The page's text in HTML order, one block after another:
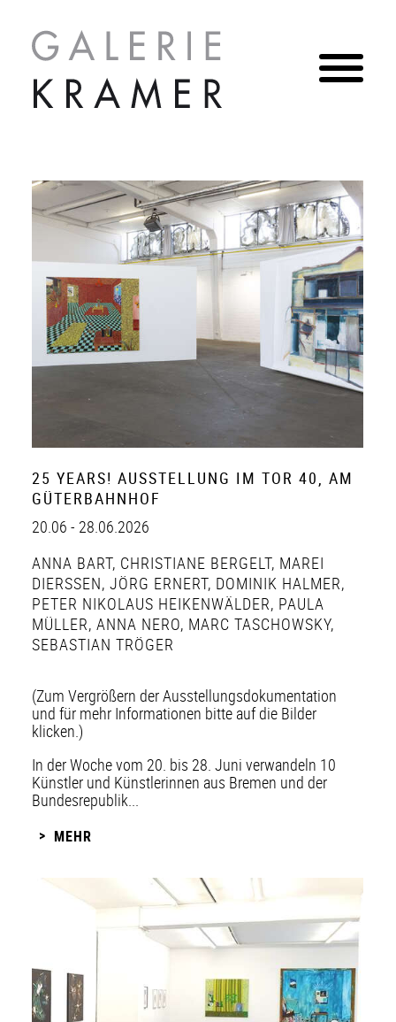
25 YEARS! AUSSTELLUNG IM TOR 40, AM
GÜTERBAHNHOF
20.06 - 28.06.2026
ANNA BART, CHRISTIANE BERGELT, MAREI
DIERSSEN , JÖRG ERNERT, DOMINIK HALMER,
PETER NIKOLAUS HEIKENWÄLDER, PAULA
MÜLLER, ANNA NERO, MARC TASCHOWSKY,
SEBASTIAN TRÖGER
(Zum Vergrößern der Ausstellungsdokumentation
und für mehr Informationen bitte auf die Bilder
klicken.)
In der Woche vom 20. bis 28. Juni verwandeln 10
Künstler und Künstlerinnen aus Bremen und der
Bundesrepublik...
MEHR